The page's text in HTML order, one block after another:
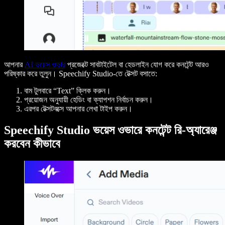
আপনার AI ভয়েস ওভারপ্রজেক্টে সাবটাইটেল বা হেডলাইন যোগ করে কনটেন্ট আরও
পরিষ্কার করে তুলুন। Speechify Studio-তে টেক্সট বসাতে:
বাম টুলবারে “Text” ক্লিক করুন।
প্রয়োজন অনুযায়ী হেডিং বা ক্যাপশন নির্বাচন করুন।
এরপর টেক্সটবক্সে আপনার লেখা টাইপ করুন।
Speechify Studio ভয়েস ওভারে কনটেন্ট রি-অ্যারেঞ্জ
করবেন কীভাবে